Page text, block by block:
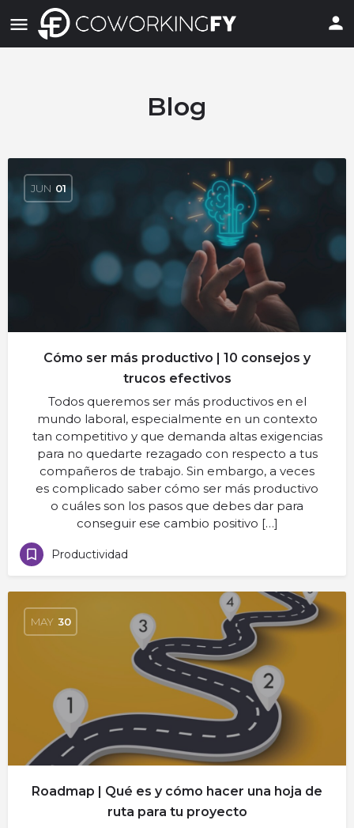
Blog
JUN 01
Cómo ser más productivo | 10 consejos y
trucos efectivos
Todos queremos ser más productivos en el
mundo laboral, especialmente en un contexto
tan competitivo y que demanda altas exigencias
para no quedarte rezagado con respecto a tus
compañeros de trabajo. Sin embargo, a veces
es complicado saber cómo ser más productivo
o cuáles son los pasos que debes dar para
conseguir ese cambio positivo […]
Productividad
MAY 30
Roadmap | Qué es y cómo hacer una hoja de
ruta para tu proyecto